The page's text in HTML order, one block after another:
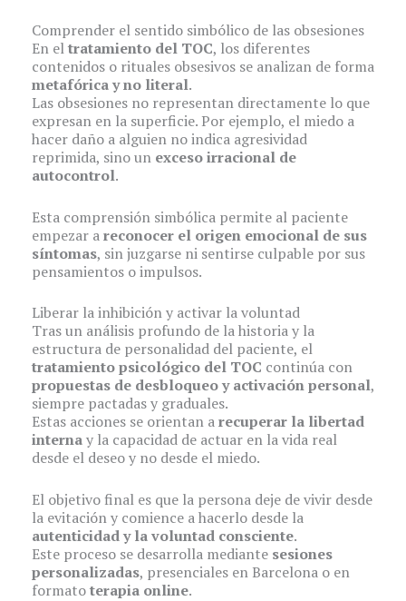
Comprender el sentido simbólico de las obsesiones
En eltratamiento del TOC, los diferentes
contenidos o rituales obsesivos se analizan de forma
metafórica y no literal.
Las obsesiones no representan directamente lo que
expresan en la superficie. Por ejemplo, el miedo a
hacer daño a alguien no indica agresividad
reprimida, sino un exceso irracional de
autocontrol.
Esta comprensión simbólica permite al paciente
empezar areconocer el origen emocional de sus
síntomas, sin juzgarse ni sentirse culpable por sus
pensamientos o impulsos.
Liberar la inhibición y activar la voluntad
Tras un análisis profundo de la historia y la
estructura de personalidad del paciente, el
tratamiento psicológico del TOC continúa con
propuestas de desbloqueo y activación personal,
siempre pactadas y graduales.
Estas acciones se orientan arecuperar la libertad
internay la capacidad de actuar en la vida real
desde el deseo y no desde el miedo.
El objetivo final es que la persona deje de vivir desde
la evitación y comience a hacerlo desde la
autenticidad y la voluntad consciente.
Este proceso se desarrolla mediante sesiones
personalizadas, presenciales en Barcelona o en
formatoterapia online.